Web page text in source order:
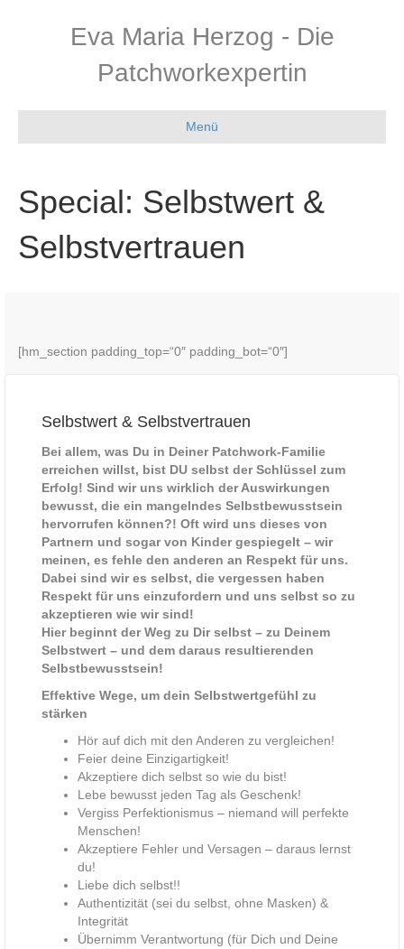
Eva Maria Herzog - Die
Patchworkexpertin
Menü
Special: Selbstwert &
Selbstvertrauen
[hm_section padding_top=“0″ padding_bot=“0″]
Selbstwert & Selbstvertrauen
Bei allem, was Du in Deiner Patchwork-Familie
erreichen willst, bist DU selbst der Schlüssel zum
Erfolg! Sind wir uns wirklich der Auswirkungen
bewusst, die ein mangelndes Selbstbewusstsein
hervorrufen können?! Oft wird uns dieses von
Partnern und sogar von Kinder gespiegelt – wir
meinen, es fehle den anderen an Respekt für uns.
Dabei sind wir es selbst, die vergessen haben
Respekt für uns einzufordern und uns selbst so zu
akzeptieren wie wir sind!
Hier beginnt der Weg zu Dir selbst – zu Deinem
Selbstwert – und dem daraus resultierenden
Selbstbewusstsein!
Effektive Wege, um dein Selbstwertgefühl zu
stärken
Hör auf dich mit den Anderen zu vergleichen!
Feier deine Einzigartigkeit!
Akzeptiere dich selbst so wie du bist!
Lebe bewusst jeden Tag als Geschenk!
Vergiss Perfektionismus – niemand will perfekte
Menschen!
Akzeptiere Fehler und Versagen – daraus lernst
du!
Liebe dich selbst!!
Authentizität (sei du selbst, ohne Masken) &
Integrität
Übernimm Verantwortung (für Dich und Deine